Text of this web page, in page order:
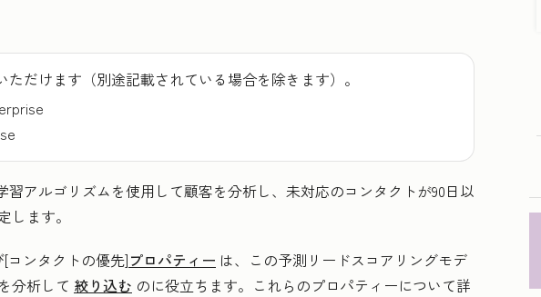
ただけます（別途記載されている場合を除きます）。
習アルゴリズムを使用して顧客を分析し、未対応のコンタクトが90日以
します。
[コンタクトの優先]プロパティー は、この予測リードスコアリングモデ
分析して 絞り込む のに役立ちます。これらのプロパティーについて詳